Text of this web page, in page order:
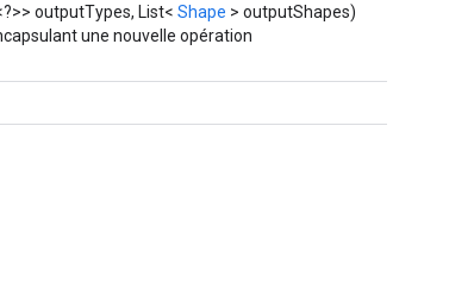
outputTypes, List< Shape > outputShapes)
une nouvelle opération